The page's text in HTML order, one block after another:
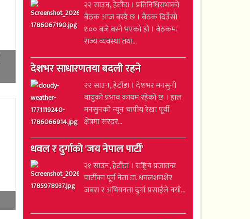
२२ साउन, हेटौंडा । प्रतिनिधिसभाको
बैठक आज बस्दै छ । बैठक दिउँसो
१ः०० बजे बस्ने भएको हो । बैठकमा
राज्य व्यवस्था तथा...
देशभर साधारणतया बदली रहने
२२ साउन, हेटौंडा । देशभर मनसुनी
वायुको प्रभाव कायम रहेको छ । हाल
मनसुनको न्यून चापीय रेखा पूर्वी
क्षेत्रमा सरदर...
धवल र दुर्गाको 'जय नेपाल पार्टी'
२१ साउन, हेटौंडा । राष्ट्रिय प्रजातन्त्र
पार्टीका पूर्व नेता डा. धवलशमशेर
जबरा र अभियनता दुर्गा प्रसाईंले नयाँ...